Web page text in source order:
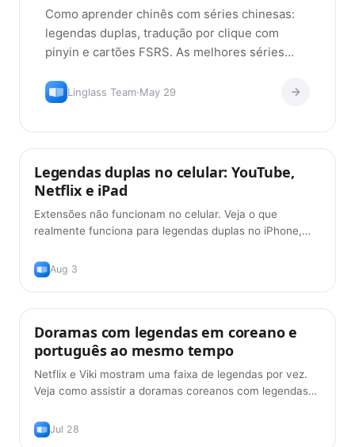
Como aprender chinês com séries chinesas:
legendas duplas, tradução por clique com
pinyin e cartões FSRS. As melhores séries
Linglass Team·May 29
Dicas
Legendas duplas no celular: YouTube,
Netflix e iPad
Extensões não funcionam no celular. Veja o que
realmente funciona para legendas duplas no iPhone,
Aug 3
Dicas
Doramas com legendas em coreano e
português ao mesmo tempo
Netflix e Viki mostram uma faixa de legendas por vez.
Veja como assistir a doramas coreanos com legendas
Jul 28